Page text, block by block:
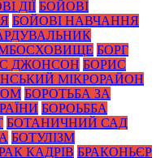
ДІЇ БОЙОВІ
БОЙОВІ НАВЧАННЯ
БОРГ
ДЖОНСОН БОРИС
МІКРОРАЙОН
БОРОТЬБА ЗА
БОРОЬББА
БОТАНИЧНИЙ САД
БОТУЛІЗМ
КАДРІВ БРАКОНЬЄР